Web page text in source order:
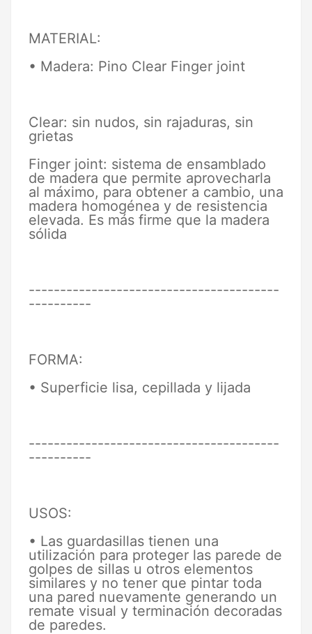
MATERIAL:
• Madera: Pino Clear Finger joint
Clear: sin nudos, sin rajaduras, sin
grietas
Finger joint: sistema de ensamblado
de madera que permite aprovecharla
al máximo, para obtener a cambio, una
madera homogénea y de resistencia
elevada. Es más firme que la madera
sólida
----------------------------------------
----------
FORMA:
• Superficie lisa, cepillada y lijada
----------------------------------------
----------
USOS:
• Las guardasillas tienen una
utilización para proteger las parede de
golpes de sillas u otros elementos
similares y no tener que pintar toda
una pared nuevamente generando un
remate visual y terminación decoradas
de paredes.